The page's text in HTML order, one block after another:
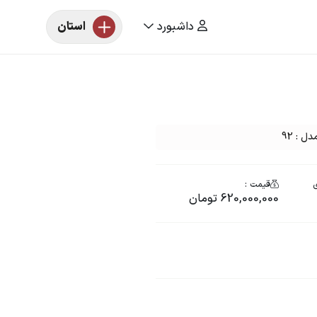
داشبورد استان
قیمت :
620,000,000 تومان